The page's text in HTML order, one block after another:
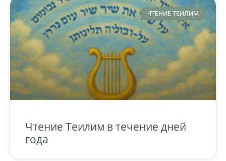
ЧТЕНИЕ ТЕИЛИМ
Чтение Теилим в течение дней
года